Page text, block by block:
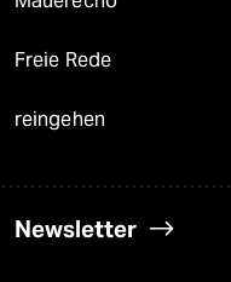
Freie Rede
reingehen
Newsletter